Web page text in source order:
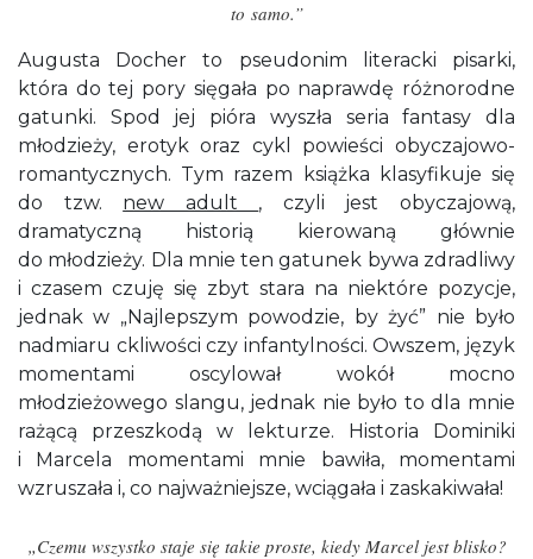
to samo.”
Augusta Docher to pseudonim literacki pisarki,
która do tej pory sięgała po naprawdę różnorodne
gatunki. Spod jej pióra wyszła seria fantasy dla
młodzieży, erotyk oraz cykl powieści obyczajowo-
romantycznych. Tym razem książka klasyfikuje się
do tzw. new adult , czyli jest obyczajową,
dramatyczną historią kierowaną głównie
do młodzieży. Dla mnie ten gatunek bywa zdradliwy
i czasem czuję się zbyt stara na niektóre pozycje,
jednak w „Najlepszym powodzie, by żyć” nie było
nadmiaru ckliwości czy infantylności. Owszem, język
momentami oscylował wokół mocno
młodzieżowego slangu, jednak nie było to dla mnie
rażącą przeszkodą w lekturze. Historia Dominiki
i Marcela momentami mnie bawiła, momentami
wzruszała i, co najważniejsze, wciągała i zaskakiwała!
„Czemu wszystko staje się takie proste, kiedy Marcel jest blisko?